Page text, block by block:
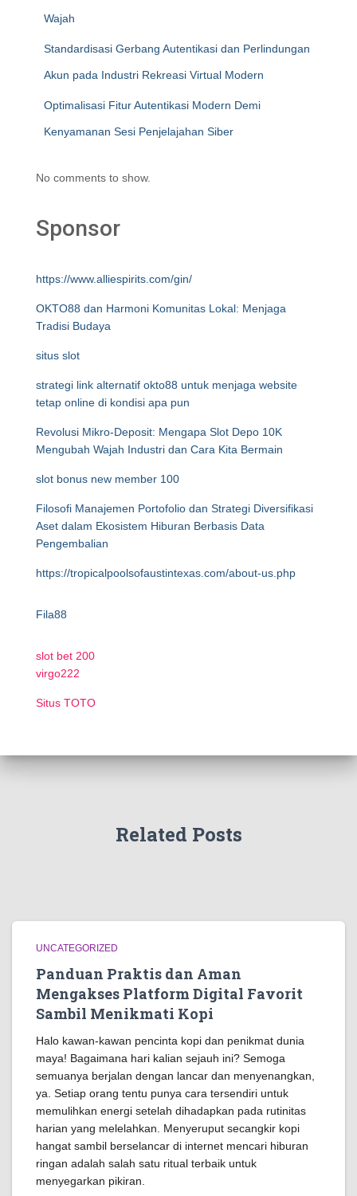
Wajah
Standardisasi Gerbang Autentikasi dan Perlindungan
Akun pada Industri Rekreasi Virtual Modern
Optimalisasi Fitur Autentikasi Modern Demi
Kenyamanan Sesi Penjelajahan Siber
No comments to show.
Sponsor
https://www.alliespirits.com/gin/
OKTO88 dan Harmoni Komunitas Lokal: Menjaga
Tradisi Budaya
situs slot
strategi link alternatif okto88 untuk menjaga website
tetap online di kondisi apa pun
Revolusi Mikro-Deposit: Mengapa Slot Depo 10K
Mengubah Wajah Industri dan Cara Kita Bermain
slot bonus new member 100
Filosofi Manajemen Portofolio dan Strategi Diversifikasi
Aset dalam Ekosistem Hiburan Berbasis Data
Pengembalian
https://tropicalpoolsofaustintexas.com/about-us.php
Fila88
slot bet 200
virgo222
Situs TOTO
Related Posts
UNCATEGORIZED
Panduan Praktis dan Aman
Mengakses Platform Digital Favorit
Sambil Menikmati Kopi
Halo kawan-kawan pencinta kopi dan penikmat dunia
maya! Bagaimana hari kalian sejauh ini? Semoga
semuanya berjalan dengan lancar dan menyenangkan,
ya. Setiap orang tentu punya cara tersendiri untuk
memulihkan energi setelah dihadapkan pada rutinitas
harian yang melelahkan. Menyeruput secangkir kopi
hangat sambil berselancar di internet mencari hiburan
ringan adalah salah satu ritual terbaik untuk
menyegarkan pikiran.